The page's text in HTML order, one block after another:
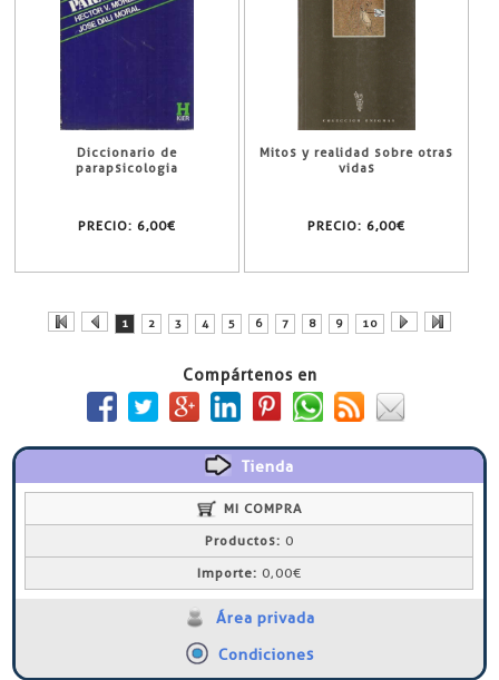
Diccionario de
parapsicologia
PRECIO: 6,00€
Mitos y realidad sobre otras
vidas
PRECIO: 6,00€
1 2 3 4 5 6 7 8 9 10
Compártenos en
Tienda
MI COMPRA
Productos: 0
Importe: 0,00€
Área privada
Condiciones